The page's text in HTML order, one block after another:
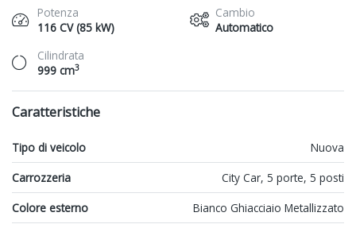
Potenza
116 CV (85 kW)
Cambio
Automatico
Cilindrata
999 cm3
Caratteristiche
Tipo di veicolo
Nuova
Carrozzeria
City Car, 5 porte, 5 posti
Colore esterno
Bianco Ghiacciaio Metallizzato